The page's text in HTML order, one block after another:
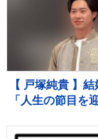
を大家族が1週間
【それスタ】
【 戸塚純貴 】
「人生の節目を
ます」「さらな